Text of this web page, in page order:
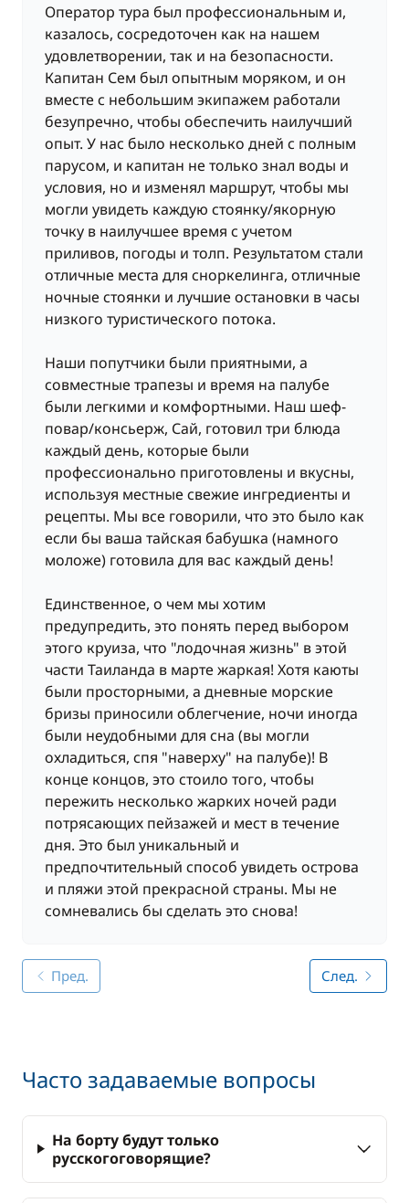
известного фильма «Пляж» с участием Леонардо
Ди Каприо. Во время двухчасовой прогулки
вокруг острова, вы сможете полюбоваться
скалами и пещерами. Именно в этих местах
добываются съедобные птичьи гнёзда - довольно
дорогой деликатес, экспортируемый в Китай.
После прогулки катамаран вернётся к острову
Пхи-Пхи Дон, где вы совершите прогулку, чтобы
насладиться захватывающим экзотическим
пейзажем. После ужина, поданного на борту, вы
отправитесь на пляж Лохдалум, чтобы
полюбоваться впечатляющими огненными шоу и
окунуться в оживленную атмосферу вечеров на
острове Пхи-Пхи. Ночь на якоре
Най (Koh Kai Nai) – Ко Лава (Коh Lawa) (около 4
часов навигации)
Катамаран отчалит утром в направлении Ко Кай
Най, маленького островка с белыми песчаными
пляжами. После обеда - прогулка к Ко Лава, чтобы
насладиться последним днем вашего круиза.
Ночь пройдет на якорной стоянке.
ДЕНЬ 8 : Ко Лава – марина «Yacht Haven»
(около 1 часа 30 минут навигации)
на 9:00 утра.
Оператор тура был профессиональным и,
казалось, сосредоточен как на нашем
удовлетворении, так и на безопасности.
Капитан Сем был опытным моряком, и он
вместе с небольшим экипажем работали
безупречно, чтобы обеспечить наилучший
опыт. У нас было несколько дней с полным
парусом, и капитан не только знал воды и
условия, но и изменял маршрут, чтобы мы
могли увидеть каждую стоянку/якорную
точку в наилучшее время с учетом
приливов, погоды и толп. Результатом стали
отличные места для сноркелинга, отличные
ночные стоянки и лучшие остановки в часы
низкого туристического потока.
Наши попутчики были приятными, а
совместные трапезы и время на палубе
были легкими и комфортными. Наш шеф-
повар/консьерж, Сай, готовил три блюда
каждый день, которые были
профессионально приготовлены и вкусны,
используя местные свежие ингредиенты и
рецепты. Мы все говорили, что это было как
если бы ваша тайская бабушка (намного
моложе) готовила для вас каждый день!
Единственное, о чем мы хотим
предупредить, это понять перед выбором
этого круиза, что "лодочная жизнь" в этой
части Таиланда в марте жаркая! Хотя каюты
были просторными, а дневные морские
бризы приносили облегчение, ночи иногда
были неудобными для сна (вы могли
охладиться, спя "наверху" на палубе)! В
конце концов, это стоило того, чтобы
пережить несколько жарких ночей ради
потрясающих пейзажей и мест в течение
дня. Это был уникальный и
предпочтительный способ увидеть острова
и пляжи этой прекрасной страны. Мы не
сомневались бы сделать это снова!
Пред. След.
Часто задаваемые вопросы
На борту будут только
русскогоговорящие?